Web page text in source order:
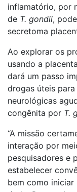
inflamatório, por
de T. gondii,
secretoma
Ao explorar os
usando a
dará um passo
drogas úteis
neurológicas
congênita por T.
“A missão
interação por
pesquisadores e
estabelecer
bem como